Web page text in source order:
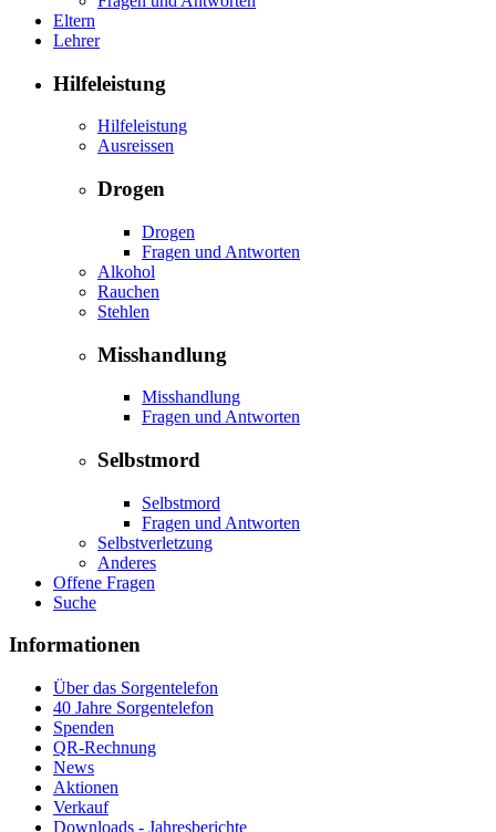
Eltern
Lehrer
Hilfeleistung
Hilfeleistung
Ausreissen
Drogen
Drogen
Fragen und Antworten
Alkohol
Rauchen
Stehlen
Misshandlung
Misshandlung
Fragen und Antworten
Selbstmord
Selbstmord
Fragen und Antworten
Selbstverletzung
Anderes
Offene Fragen
Suche
Informationen
Über das Sorgentelefon
40 Jahre Sorgentelefon
Spenden
QR-Rechnung
News
Aktionen
Verkauf
Downloads - Jahresberichte